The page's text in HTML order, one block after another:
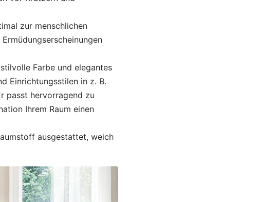
zur menschlichen
Farbe und elegantes
Einrichtungsstilen in z. B.
passt hervorragend zu
Ihrem Raum einen
ausgestattet, weich